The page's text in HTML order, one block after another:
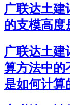
广联达土建
的支模高度
广联达土
算方法中的
是如何计算